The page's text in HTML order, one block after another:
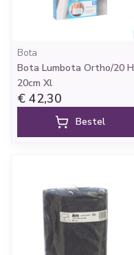
Bota
Bota Lumbota Ortho/20 H
20cm Xl
€ 42,30
Bestel